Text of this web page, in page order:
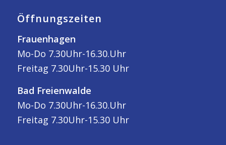
Öffnungszeiten
Frauenhagen
Mo-Do 7.30Uhr-16.30.Uhr
Freitag 7.30Uhr-15.30 Uhr
Bad Freienwalde
Mo-Do 7.30Uhr-16.30.Uhr
Freitag 7.30Uhr-15.30 Uhr